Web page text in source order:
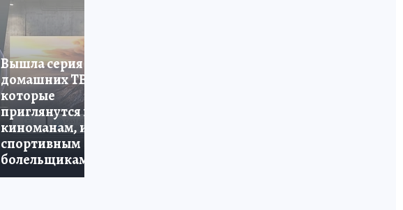
Вышла серия
домашних ТВ,
которые
приглянутся и
киноманам, и
спортивным
болельщикам